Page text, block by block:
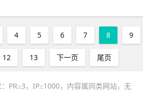
4 5 6 7 8 9
12 13 下一页 尾页
PR≥3，IP≥1000，内容属同类网站，无